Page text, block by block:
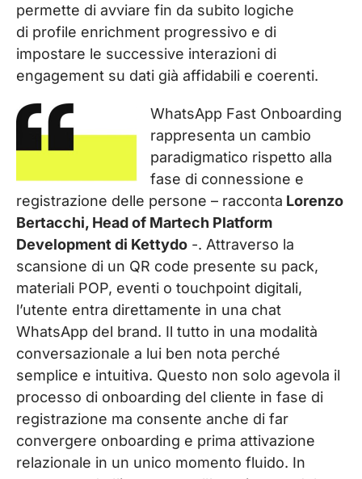
permette di avviare fin da subito logiche
di profile enrichment progressivo e di
impostare le successive interazioni di
engagement su dati già affidabili e coerenti.
WhatsApp Fast Onboarding
rappresenta un cambio
paradigmatico rispetto alla
fase di connessione e
registrazione delle persone – racconta Lorenzo
Bertacchi, Head of Martech Platform
Development di Kettydo -. Attraverso la
scansione di un QR code presente su pack,
materiali POP, eventi o touchpoint digitali,
l’utente entra direttamente in una chat
WhatsApp del brand. Il tutto in una modalità
conversazionale a lui ben nota perché
semplice e intuitiva. Questo non solo agevola il
processo di onboarding del cliente in fase di
registrazione ma consente anche di far
convergere onboarding e prima attivazione
relazionale in un unico momento fluido. In